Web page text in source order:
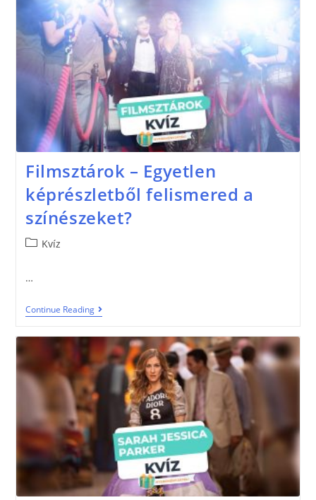
Filmsztárok – Egyetlen
képrészletből felismered a
színészeket?
Kvíz
…
Continue Reading